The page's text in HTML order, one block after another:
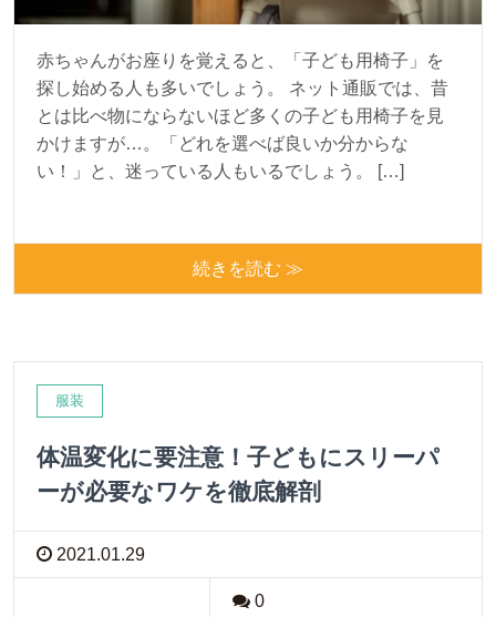
赤ちゃんがお座りを覚えると、「子ども用椅子」を
探し始める人も多いでしょう。 ネット通販では、昔
とは比べ物にならないほど多くの子ども用椅子を見
かけますが…。「どれを選べば良いか分からな
い！」と、迷っている人もいるでしょう。 […]
続きを読む ≫
服装
体温変化に要注意！子どもにスリーパ
ーが必要なワケを徹底解剖
2021.01.29
0